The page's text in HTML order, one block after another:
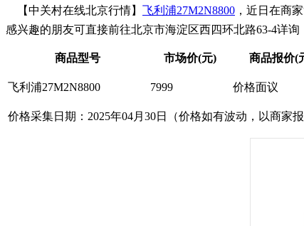
【中关村在线北京行情】 飞利浦27M2N8800 ，近日在商
感兴趣的朋友可直接前往北京市海淀区西四环北路63-4详询
商品型号 市场价(元) 商品报价(
飞利浦27M2N8800 7999 价格面议
价格采集日期：2025年04月30日（价格如有波动，以商家报